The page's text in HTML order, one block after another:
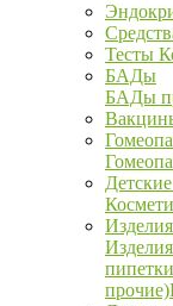
Тесты
БАДы
БАДы
прочие)